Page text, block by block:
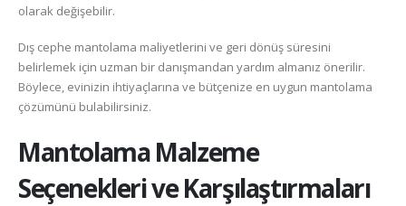
olarak değişebilir.
Dış cephe mantolama maliyetlerini ve geri dönüş süresini
belirlemek için uzman bir danışmandan yardım almanız önerilir.
Böylece, evinizin ihtiyaçlarına ve bütçenize en uygun mantolama
çözümünü bulabilirsiniz.
Mantolama Malzeme
Seçenekleri ve Karşılaştırmaları